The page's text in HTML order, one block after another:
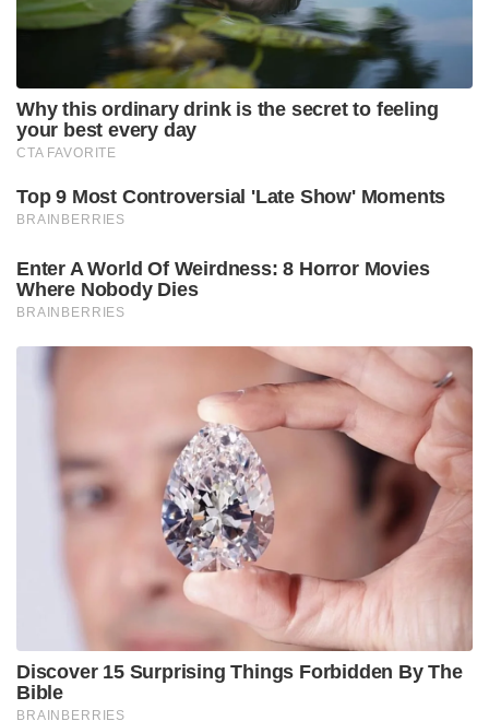
Tags: Chicken Neck bengal cm suvendu adhikari